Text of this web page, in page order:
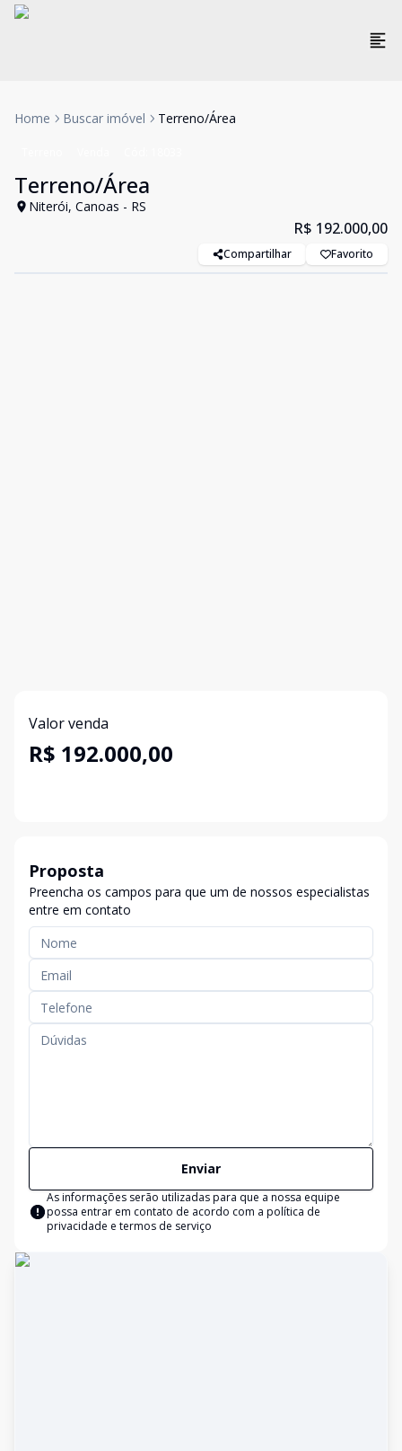
Home Buscar imóvel Terreno/Área
Terreno/Área
Niterói, Canoas - RS
R$ 192.000,00
Compartilhar Favorito
Valor venda
R$ 192.000,00
Proposta
Preencha os campos para que um de nossos especialistas
entre em contato
Enviar
As informações serão utilizadas para que a nossa equipe
possa entrar em contato de acordo com a política de
privacidade e termos de serviço